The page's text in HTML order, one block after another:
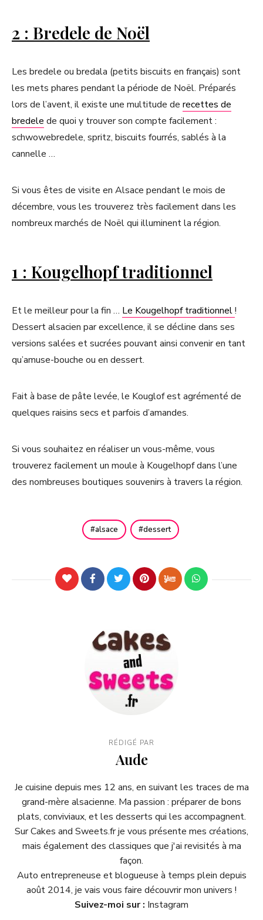
2 : Bredele de Noël
Les bredele ou bredala (petits biscuits en français) sont
les mets phares pendant la période de Noël. Préparés
lors de l’avent, il existe une multitude de recettes de
bredele de quoi y trouver son compte facilement :
schwowebredele, spritz, biscuits fourrés, sablés à la
cannelle …
Si vous êtes de visite en Alsace pendant le mois de
décembre, vous les trouverez très facilement dans les
nombreux marchés de Noël qui illuminent la région.
1 : Kougelhopf traditionnel
Et le meilleur pour la fin … Le Kougelhopf traditionnel!
Dessert alsacien par excellence, il se décline dans ses
versions salées et sucrées pouvant ainsi convenir en tant
qu’amuse-bouche ou en dessert.
Fait à base de pâte levée, le Kouglof est agrémenté de
quelques raisins secs et parfois d’amandes.
Si vous souhaitez en réaliser un vous-même, vous
trouverez facilement un moule à Kougelhopf dans l’une
des nombreuses boutiques souvenirs à travers la région.
alsace dessert
RÉDIGÉ PAR
Aude
Je cuisine depuis mes 12 ans, en suivant les traces de ma
grand-mère alsacienne. Ma passion : préparer de bons
plats, conviviaux, et les desserts qui les accompagnent.
Sur Cakes and Sweets.fr je vous présente mes créations,
mais également des classiques que j'ai revisités à ma
façon.
Auto entrepreneuse et blogueuse à temps plein depuis
août 2014, je vais vous faire découvrir mon univers !
Suivez-moi sur : Instagram